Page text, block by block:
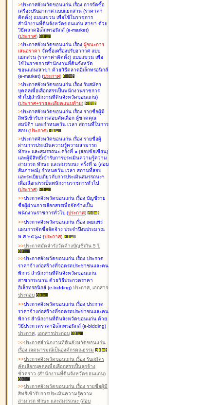
>ประกาศจังหวัดขอนแก่น เรื่อง การจัดซื้อ
เครื่องปรับอากาศ แบบแยกส่วน (ราคาค่า
ติดตั้ง) แบบแขวน เพื่อใช้ในราชการ
สำนักงานที่ดินจังหวัดขอนแก่น สาขา ด้วย
วิธีตลาดอิเล็กทรอนิกส์ (e-market)
(ประกาศ)
>ประกาศจังหวัดขอนแก่น เรื่อง ผู้ชนะการ
เสนอราคา จัดซื้อเครื่องปรับอากาศ แบบ
แยกส่วน (ราคาค่าติดตั้ง) แบบแขวน เพื่อ
ใช้ในราชการสำนักงานที่ดินจังหวัด
ขอนแก่น/สาขา ด้วยวิธีตลาดอิเล็กทรอนิกส์
(e-market) (ประกาศ)
>ประกาศจังหวัดขอนแก่น เรื่อง รับสมัคร
บุคคลเพื่อเลือกสรรเป็นพนักงานราชการ
ทั่วไป(สำนักงานที่ดินจังหวัดขอนแก่น)
(ประกาศ+รายละเอียดแนบท้าย)
>ประกาศจังหวัดขอนแก่น เรื่อง รายชื่อผู้มี
สิทธิเข้ารับการสอบคัดเลือก ผู้ขาดคุณ
สมบัติฯ และกำหนดวัน เวลา สถานที่ในการ
สอบ (ประกาศ)
>ประกาศจังหวัดขอนแก่น เรื่อง รายชื่อผู้
ผ่านการประเมินความรู้ความสามารถ
ทักษะ และสมรรถนะ ครั้งที่ ๑ (สอบข้อเขียน)
และผู้มีสิทธิ์เข้ารับการประเมินความรู้ความ
สามารถ ทักษะ และสมรรถนะ ครั้งที่ ๒ (สอบ
สัมภาษณ์) กำหนดวัน เวลา สถานที่สอบ
และระเบียบเกี่ยวกับการประเมินสมรรถนะฯ
เพื่อเลือกสรรเป็นพนักงานราชการทั่วไป
(ประกาศ)
>>ประกาศจังหวัดขอนแก่น เรื่อง บัญชีราย
ชื่อผู้ผ่านการเลือกสรรเพื่อจัดจ้างเป็น
พนักงานราชการทั่วไป (ประกาศ)
>>ประกาศจังหวัดขอนแก่น เรื่อง เผยแพร่
แผนการจัดซื้อจัดจ้าง ประจำปีงบประมาณ
พ.ศ.๒๕๖๘ (ประกาศ)
>>ประกาศมัดจำรังวัดค้างบัญชีเกิน 5 ปี
>>ประกาศจังหวัดขอนแก่น เรื่อง ประกวด
ราคาจ้างก่อสร้างที่จอดรถประชาชนและคน
พิการ สำนักงานที่ดินจังหวัดขอนแก่น
สาขากระนวน ด้วยวิธีประกวดราคา
อิเล็กทรอนิกส์ (e-bidding) ประกาศ, เอกสาร
ประกอบ
>>ประกาศจังหวัดขอนแก่น เรื่อง ประกวด
ราคาจ้างก่อสร้างที่จอดรถประชาชนและคน
พิการ สำนักงานที่ดินจังหวัดขอนแก่น ด้วย
วิธีประกวดราคาอิเล็กทรอนิกส์ (e-bidding)
ประกาศ, เอกสารประกอบ
>>ประกาศสำนักงานที่ดินจังหวัดขอนแก่น
เรื่อง เจตนารมณ์เป็นองค์กรคุณธรรม
>>ประกาศจังหวัดขอนแก่น เรื่อง รับสมัคร
คัดเลือกบุคคลเพื่อเลือกสรรเป็นลูกจ้าง
ชั่วคราว (สำนักงานที่ดินจังหวัดขอนแก่น)
>>ประกาศจังหวัดขอนแก่น เรื่อง รายชื่อผู้มี
สิทธิเข้ารับการประเมินความรู้ความ
สามารถ ทักษะ และสมรรถนะ (สอบ